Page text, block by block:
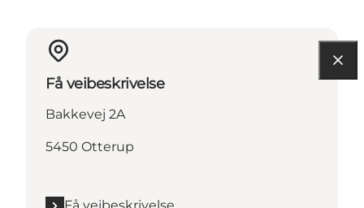
Få veibeskrivelse
Bakkevej 2A
5450 Otterup